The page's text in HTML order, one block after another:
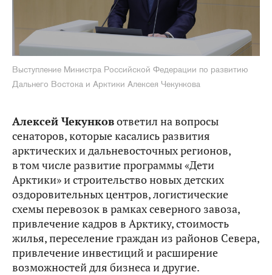
Выступление Министра Российской Федерации по развитию
Дальнего Востока и Арктики Алексея Чекункова
Алексей Чекунковответил на вопросы
сенаторов, которые касались развития
арктических и дальневосточных регионов,
в том числе развитие программы «Дети
Арктики» и строительство новых детских
оздоровительных центров, логистические
схемы перевозок в рамках северного завоза,
привлечение кадров в Арктику, стоимость
жилья, переселение граждан из районов Севера,
привлечение инвестиций и расширение
возможностей для бизнеса и другие.